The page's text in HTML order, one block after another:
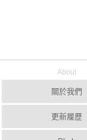
About
關於我們
更新履歷